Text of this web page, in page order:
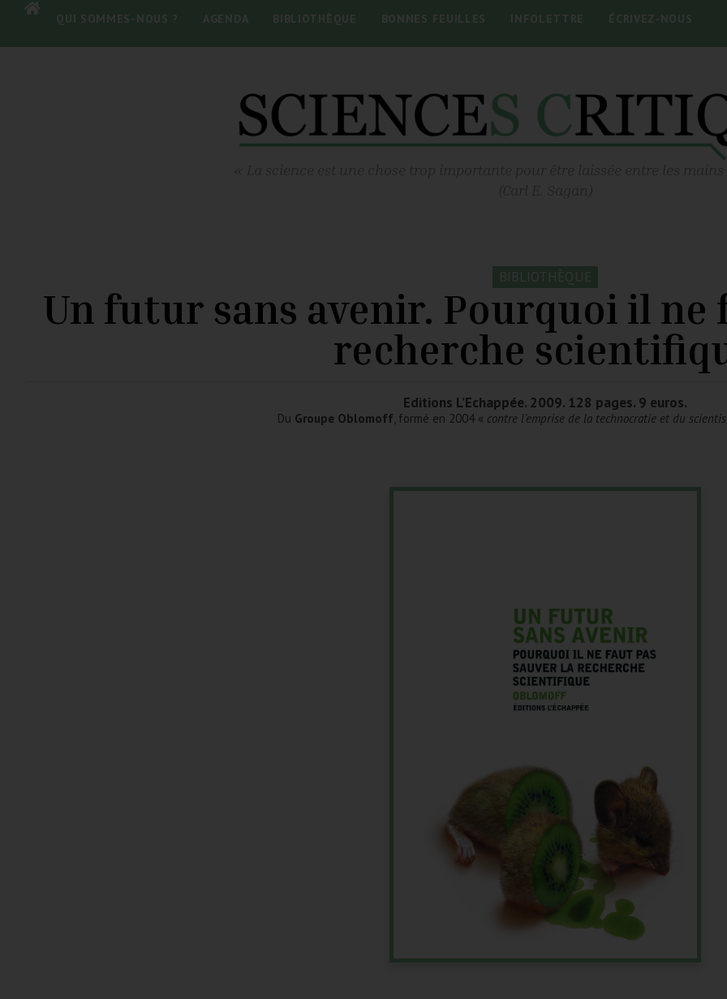
QUI SOMMES-NOUS ? AGENDA BIBLIOTHÈQUE BONNES FEUILLES INFOLETTRE ÉCRIVEZ-NOUS
« La science est une chose trop importante pour être laissée entre les
(Carl E. Sagan)
BIBLIOTHÈQUE
Un futur sans avenir. Pourquoi il ne
recherche
Editions L’Echappée. 2009. 128 pages. 9 euros.
Du Groupe Oblomoff , formé en 2004 « contre l’emprise de la technocratie et du